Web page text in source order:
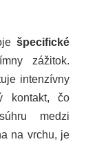
špecifické
zážitok.
intenzívny
kontakt, čo
medzi
na vrchu, je